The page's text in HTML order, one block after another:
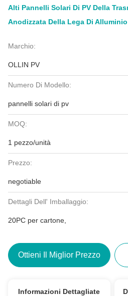
Alti Pannelli Solari Di PV Della
Anodizzata Della Lega Di Alluminio
Marchio:
OLLIN PV
Numero Di Modello:
pannelli solari di pv
MOQ:
1 pezzo/unità
Prezzo:
negotiable
Dettagli Dell' Imballaggio:
20PC per cartone,
Ottieni Il Miglior Prezzo
Informazioni Dettagliate